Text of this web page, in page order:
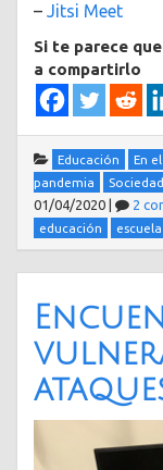
– Jitsi Meet
Si te parece
a compartirlo
Educación En
pandemia
Sociedad
01/04/2020
2
educación
escuela